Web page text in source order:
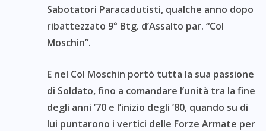
Sabotatori Paracadutisti, qualche anno dopo
ribattezzato 9° Btg. d’Assalto par. “Col
Moschin”.
E nel Col Moschin portò tutta la sua passione
di Soldato, fino a comandare l’unità tra la fine
degli anni ’70 e l’inizio degli ’80, quando su di
lui puntarono i vertici delle Forze Armate per